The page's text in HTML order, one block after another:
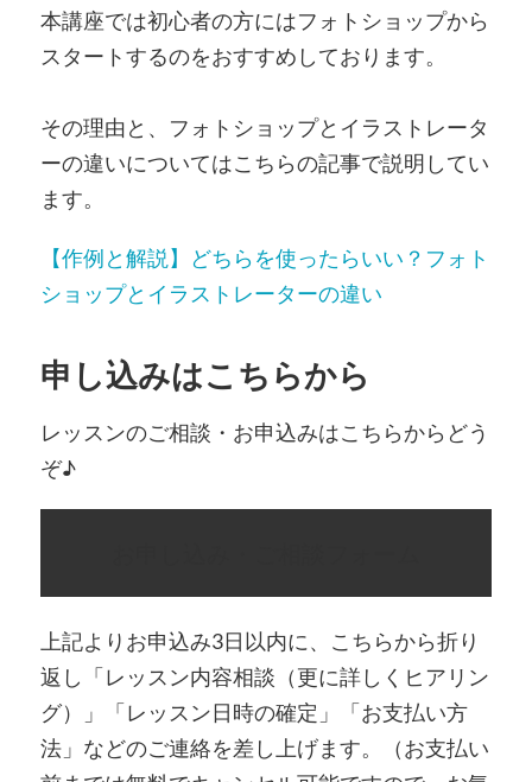
本講座では初心者の方にはフォトショップから
スタートするのをおすすめしております。
その理由と、フォトショップとイラストレータ
ーの違いについてはこちらの記事で説明してい
ます。
【作例と解説】どちらを使ったらいい？フォト
ショップとイラストレーターの違い
申し込みはこちらから
レッスンのご相談・お申込みはこちらからどう
ぞ♪
上記よりお申込み3日以内に、こちらから折り
返し「レッスン内容相談（更に詳しくヒアリン
グ）」「レッスン日時の確定」「お支払い方
法」などのご連絡を差し上げます。（お支払い